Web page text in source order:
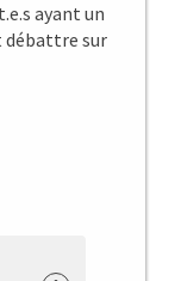
ayant un
débattre sur